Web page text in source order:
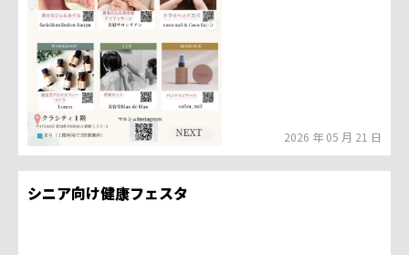
2026 年 05 月 21 日
シニア向け健康フェスタ